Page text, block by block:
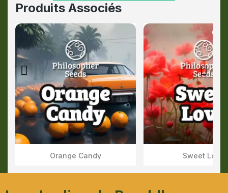
Produits Associés
Aperçu Rapide
Orange Candy Aperçu
Sweet Love